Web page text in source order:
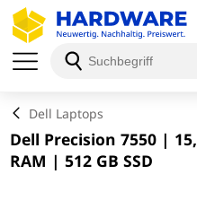
Dell Laptops
Dell Precision 7550 |
RAM | 512 GB SSD
Schließen